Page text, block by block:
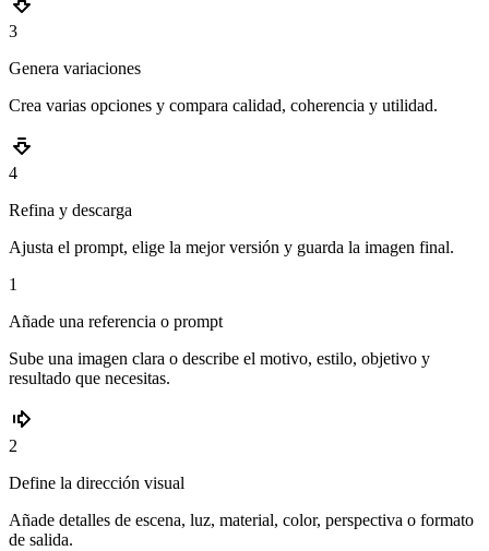
3
Genera variaciones
Crea varias opciones y compara calidad, coherencia y utilidad.
4
Refina y descarga
Ajusta el prompt, elige la mejor versión y guarda la imagen final.
1
Añade una referencia o prompt
Sube una imagen clara o describe el motivo, estilo, objetivo y
resultado que necesitas.
2
Define la dirección visual
Añade detalles de escena, luz, material, color, perspectiva o formato
de salida.